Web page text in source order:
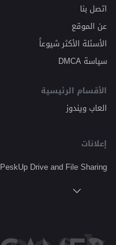
اتصل بنا
عن الموقع
الأسئلة الأكثر شيوعاً
سياسة DMCA
الأقسام الرئيسية
العاب ويندوز
إعلانات
PeskUp Drive and File Sharing